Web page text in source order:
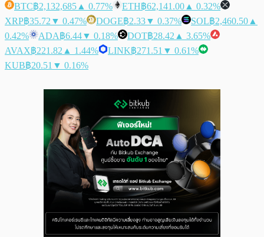
BTC฿2,132,685 ▲ 0.77% ETH฿62,141.00 ▲ 0.32%
XRP฿35.72 ▼ 0.47% DOGE฿2.33▼ 0.37% SOL฿2,460.50 ▲
0.42%
ADA฿6.44▼ 0.18% DOT฿28.42 ▲ 3.65%
AVAX฿221.82 ▲ 1.44% LINK฿271.51 ▼ 0.61%
KUB฿20.51 ▼ 0.16%